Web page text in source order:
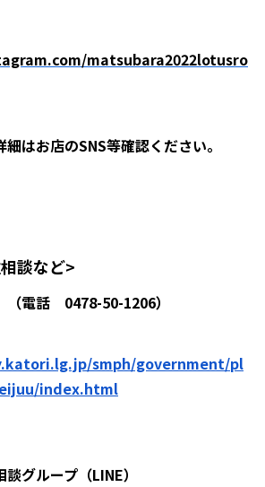
matsubara2022lotusro
はお店のSNS等確認ください。
談など>
電話 0478-50-1206）
smph/government/pl
index.html
グループ（LINE）